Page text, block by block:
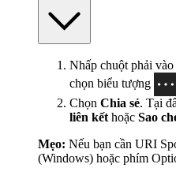
Nhấp chuột phải
chọn biểu tượng
Chọn Chia sẻ. Tại
liên kết hoặc Sao
Mẹo: Nếu bạn cần URI
(Windows) hoặc phím